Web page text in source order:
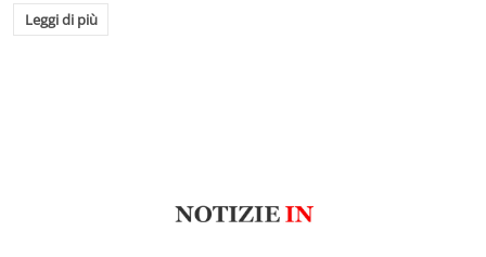
Leggi di più